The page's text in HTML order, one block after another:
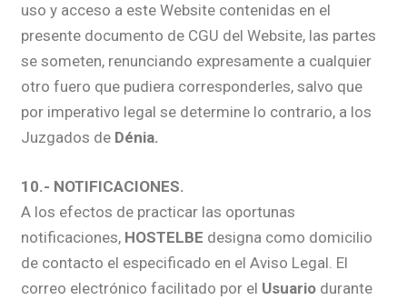
uso y acceso a este Website contenidas en el
presente documento de CGU del Website, las partes
se someten, renunciando expresamente a cualquier
otro fuero que pudiera corresponderles, salvo que
por imperativo legal se determine lo contrario, a los
Juzgados de Dénia.
10.- NOTIFICACIONES.
A los efectos de practicar las oportunas
notificaciones, HOSTELBE designa como domicilio
de contacto el especificado en el Aviso Legal. El
correo electrónico facilitado por el Usuario durante